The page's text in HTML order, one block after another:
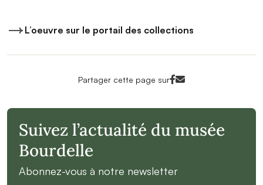
L’oeuvre sur le portail des collections
Partager cette page surFacebook<
Mail<
Suivez l’actualité du musée
Bourdelle
Abonnez-vous à notre newsletter